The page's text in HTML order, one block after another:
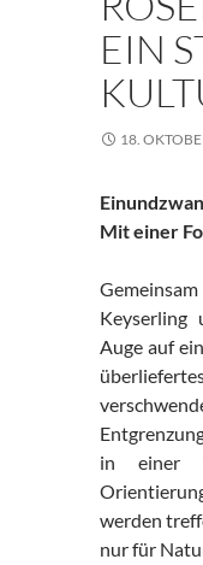
EIN
18.
Mit einer
Keyserling
Auge auf
in einer
werden
nur für